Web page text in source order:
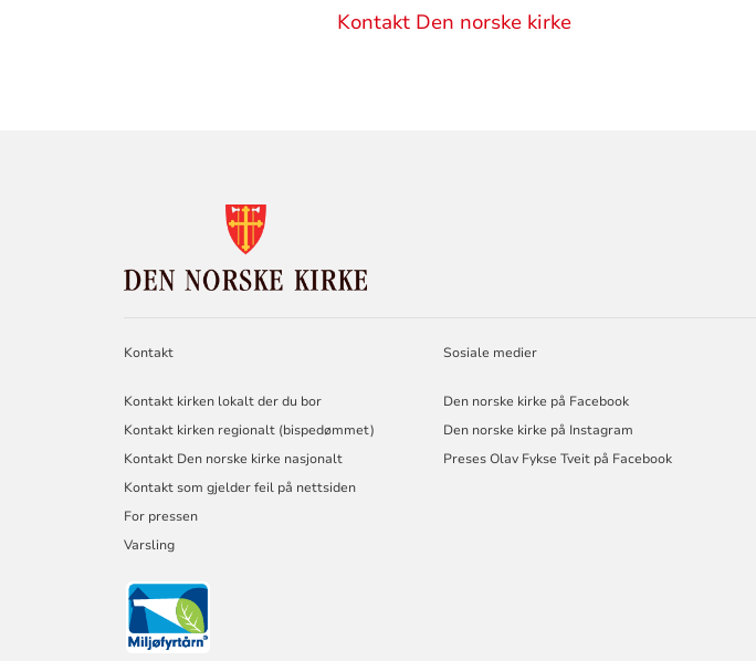
Kontakt Den norske kirke
NORSKE
KIRKE
Kontakt
Kontakt kirken lokalt der du bor
Kontakt kirken regionalt (bispedømmet)
Kontakt Den norske kirke nasjonalt
Kontakt som gjelder feil på nettsiden
For pressen
Varsling
Sosiale medier
Den norske kirke på Facebook
Den norske kirke på Instagram
Preses Olav Fykse Tveit på Facebook